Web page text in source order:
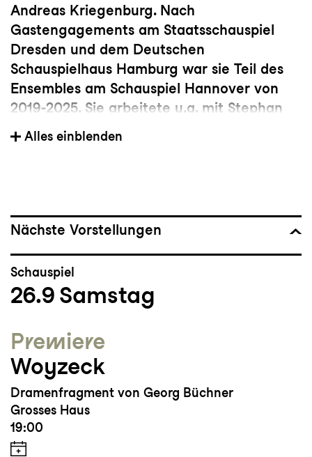
Andreas Kriegenburg. Nach
Gastengagements am Staatsschauspiel
Dresden und dem Deutschen
Schauspielhaus Hamburg war sie Teil des
Ensembles am Schauspiel Hannover von
2019-2025. Sie arbeitete u.a. mit Stephan
Kimming, Luise Voigt, Marie Bues, Stefan
Pucher, Clemens Sienknecht und Barbara
Sie ist Preisträgerin der Migros
der Kurt und Barbara Alten Stiftung.
Seit der Spielzeit 25/26 ist Tabitha Frehner
als Polly in der «Dreigroschenoper» am
Alles einblenden
Nächste Vorstellungen
Schauspiel
26.9 Samstag
Premiere
Woyzeck
Dramenfragment von Georg Büchner
Grosses Haus
19:00